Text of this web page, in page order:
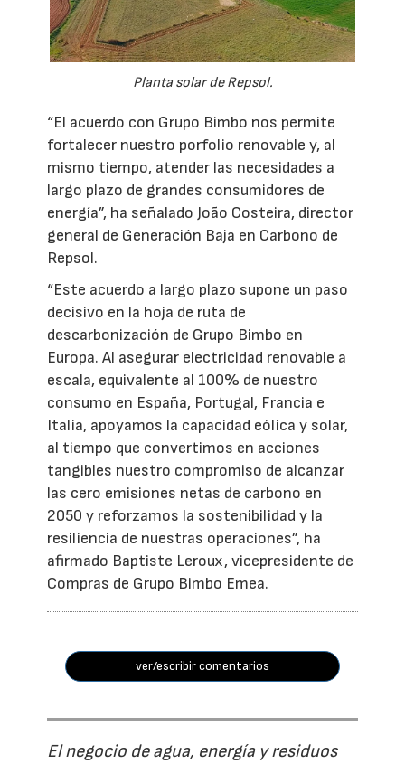
Planta solar de Repsol.
“El acuerdo con Grupo Bimbo nos permite
fortalecer nuestro porfolio renovable y, al
mismo tiempo, atender las necesidades a
largo plazo de grandes consumidores de
energía”, ha señalado João Costeira, director
general de Generación Baja en Carbono de
Repsol.
“Este acuerdo a largo plazo supone un paso
decisivo en la hoja de ruta de
descarbonización de Grupo Bimbo en
Europa. Al asegurar electricidad renovable a
escala, equivalente al 100% de nuestro
consumo en España, Portugal, Francia e
Italia, apoyamos la capacidad eólica y solar,
al tiempo que convertimos en acciones
tangibles nuestro compromiso de alcanzar
las cero emisiones netas de carbono en
2050 y reforzamos la sostenibilidad y la
resiliencia de nuestras operaciones”, ha
afirmado Baptiste Leroux, vicepresidente de
Compras de Grupo Bimbo Emea.
ver/escribir comentarios
El negocio de agua, energía y residuos